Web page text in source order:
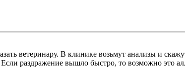
ветеринару. В клинике возьмут анализы и
раздражение вышло быстро, то возможно это